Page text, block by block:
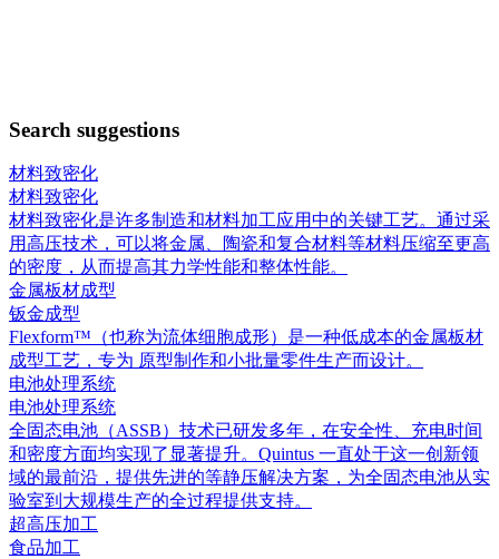
Search suggestions
材料致密化
材料致密化
材料致密化是许多制造和材料加工应用中的关键工艺。通过采
用高压技术，可以将金属、陶瓷和复合材料等材料压缩至更高
的密度，从而提高其力学性能和整体性能。
金属板材成型
钣金成型
Flexform™（也称为流体细胞成形）是一种低成本的金属板材
成型工艺，专为 原型制作和小批量零件生产而设计。
电池处理系统
电池处理系统
全固态电池（ASSB）技术已研发多年，在安全性、充电时间
和密度方面均实现了显著提升。Quintus 一直处于这一创新领
域的最前沿，提供先进的等静压解决方案，为全固态电池从实
验室到大规模生产的全过程提供支持。
超高压加工
食品加工